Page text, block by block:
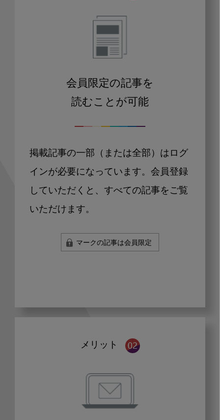
会員限定の記事を
読むことが可能
掲載記事の一部（または全部）はログ
インが必要になっています。会員登録
していただくと、すべての記事をご覧
いただけます。
マークの記事は会員限定
メリット